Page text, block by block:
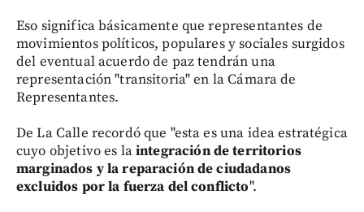
Eso significa básicamente que representantes de
movimientos políticos, populares y sociales surgidos
del eventual acuerdo de paz tendrán una
representación "transitoria" en la Cámara de
Representantes.
De La Calle recordó que "esta es una idea estratégica
cuyo objetivo es laintegración de territorios
marginados y la reparación de ciudadanos
excluidos por la fuerza del conflicto".